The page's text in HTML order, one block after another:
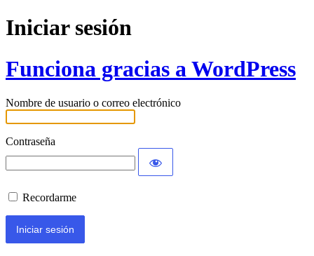
Iniciar sesión
Funciona gracias a WordPress
Nombre de usuario o correo electrónico
Contraseña
Recordarme